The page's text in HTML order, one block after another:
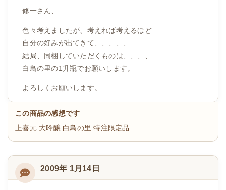
修一さん、
色々考えましたが、考えれば考えるほど
自分の好みが出てきて、、、、、
結局、同梱していただくものは、、、、
白鳥の里の1升瓶でお願いします。
よろしくお願いします。
この商品の感想です
上喜元 大吟醸 白鳥の里 特注限定品
2009年 1月14日